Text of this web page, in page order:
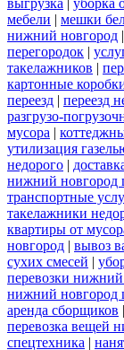
выгрузка | уборка
мебели | мешки
нижний новгород |
перегородок |
такелажников |
картонные
переезд | переезд
разгрузо-
мусора |
утилизация
недорого |
нижний новгород
транспортные
такелажники
квартиры от
новгород | вывоз
сухих смесей |
перевозки
нижний новгород
аренда сборщиков |
перевозка вещей
спецтехника |